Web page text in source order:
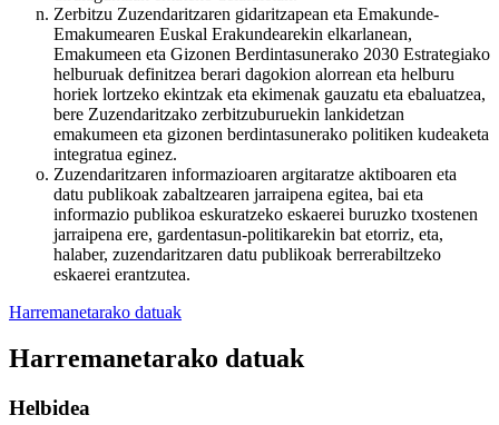
Zerbitzu Zuzendaritzaren gidaritzapean eta Emakunde-
Emakumearen Euskal Erakundearekin elkarlanean,
Emakumeen eta Gizonen Berdintasunerako 2030 Estrategiako
helburuak definitzea berari dagokion alorrean eta helburu
horiek lortzeko ekintzak eta ekimenak gauzatu eta ebaluatzea,
bere Zuzendaritzako zerbitzuburuekin lankidetzan
emakumeen eta gizonen berdintasunerako politiken kudeaketa
integratua eginez.
Zuzendaritzaren informazioaren argitaratze aktiboaren eta
datu publikoak zabaltzearen jarraipena egitea, bai eta
informazio publikoa eskuratzeko eskaerei buruzko txostenen
jarraipena ere, gardentasun-politikarekin bat etorriz, eta,
halaber, zuzendaritzaren datu publikoak berrerabiltzeko
eskaerei erantzutea.
Harremanetarako datuak
Harremanetarako datuak
Helbidea